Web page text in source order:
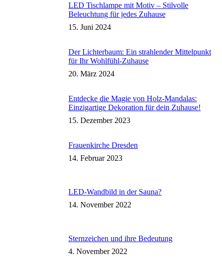
LED Tischlampe mit Motiv – Stilvolle
Beleuchtung für jedes Zuhause
15. Juni 2024
Der Lichterbaum: Ein strahlender Mittelpunkt
für Ihr Wohlfühl-Zuhause
20. März 2024
Entdecke die Magie von Holz-Mandalas:
Einzigartige Dekoration für dein Zuhause!
15. Dezember 2023
Frauenkirche Dresden
14. Februar 2023
LED-Wandbild in der Sauna?
14. November 2022
Sternzeichen und ihre Bedeutung
4. November 2022